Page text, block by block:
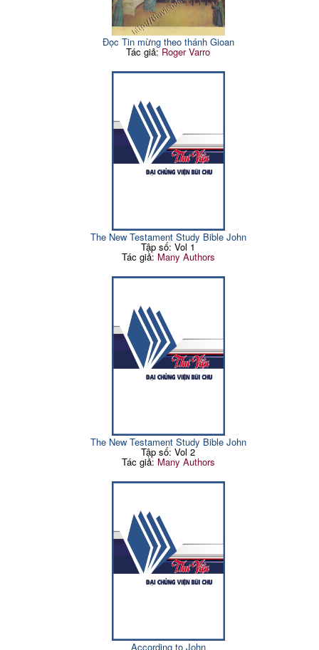
Đọc Tin mừng theo thánh Gioan
Tác giả:Roger Varro
The New Testament Study Bible John
Tập số: Vol 1
Tác giả: Many Authors
The New Testament Study Bible John
Tập số: Vol 2
Tác giả: Many Authors
According to John